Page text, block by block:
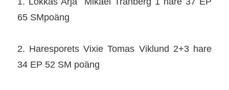
65 SMpoäng
2. Haresporets Vixie Tomas Viklund 2+3 hare
34 EP 52 SM poäng